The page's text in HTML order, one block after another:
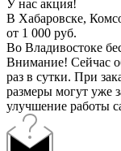
У нас акция!
В Хабаровске,
от 1 000 руб.
Во Владивостоке
Внимание! Сейчас
раз в сутки. При
размеры могут уже
улучшение работы